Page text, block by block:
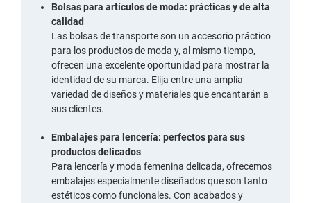
Bolsas para artículos de moda: prácticas y de alta
calidad
Las bolsas de transporte son un accesorio práctico
para los productos de moda y, al mismo tiempo,
ofrecen una excelente oportunidad para mostrar la
identidad de su marca. Elija entre una amplia
variedad de diseños y materiales que encantarán a
sus clientes.
Embalajes para lencería: perfectos para sus
productos delicados
Para lencería y moda femenina delicada, ofrecemos
embalajes especialmente diseñados que son tanto
estéticos como funcionales. Con acabados y